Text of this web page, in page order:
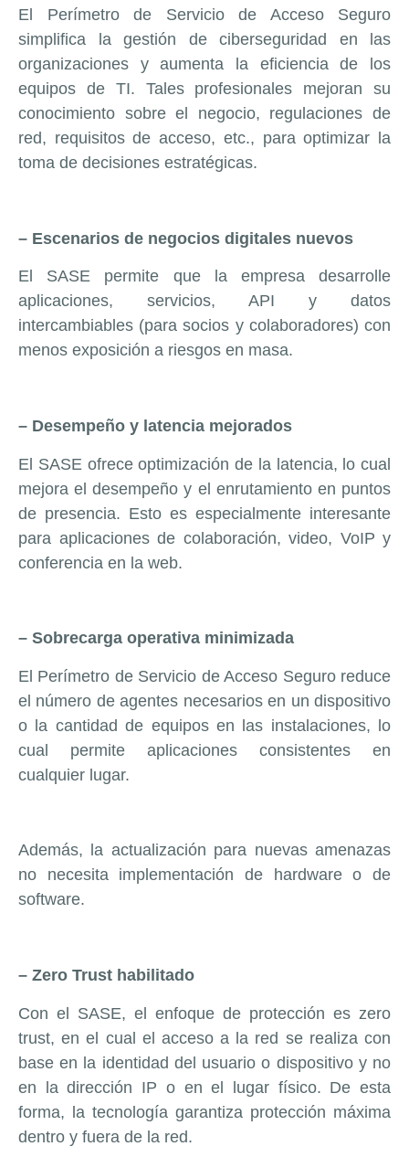
El Perímetro de Servicio de Acceso Seguro
simplifica la gestión de ciberseguridad en las
organizaciones y aumenta la eficiencia de los
equipos de TI. Tales profesionales mejoran su
conocimiento sobre el negocio, regulaciones de
red, requisitos de acceso, etc., para optimizar la
toma de decisiones estratégicas.
– Escenarios de negocios digitales nuevos
El SASE permite que la empresa desarrolle
aplicaciones, servicios, API y datos
intercambiables (para socios y colaboradores) con
menos exposición a riesgos en masa.
– Desempeño y latencia mejorados
El SASE ofrece optimización de la latencia, lo cual
mejora el desempeño y el enrutamiento en puntos
de presencia. Esto es especialmente interesante
para aplicaciones de colaboración, video, VoIP y
conferencia en la web.
– Sobrecarga operativa minimizada
El Perímetro de Servicio de Acceso Seguro reduce
el número de agentes necesarios en un dispositivo
o la cantidad de equipos en las instalaciones, lo
cual permite aplicaciones consistentes en
cualquier lugar.
Además, la actualización para nuevas amenazas
no necesita implementación de hardware o de
software.
– Zero Trust habilitado
Con el SASE, el enfoque de protección es zero
trust, en el cual el acceso a la red se realiza con
base en la identidad del usuario o dispositivo y no
en la dirección IP o en el lugar físico. De esta
forma, la tecnología garantiza protección máxima
dentro y fuera de la red.